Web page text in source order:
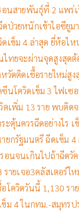
นสายพันธุ์ที่ 2 แพร่
ป่วยหนักเข้าไอซียูม
เข็ม 4 ล่าสุด ยี่ห้อไห
ไทยจะผ่านจุดสูงสุด
วัดติดเชื้อรายใหม่สู
นโควิดเข็ม 3 ไฟเซ
ตเพิ่ม 13 ราย พบติด
ะตุ้นควรฉีดอย่างไร
ยกรัฐมนตรี ฉีดเข็ม
อนจนเกินไปถ้าฉีดวั
รายเจอ3คลัสเตอร์
โควิดวันนี้ 1,130 รา
ม 4 ในกทม.-สมุทร